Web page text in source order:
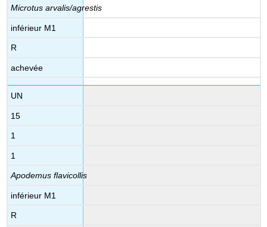
Microtus arvalis/agrestis
inférieur M1
R
achevée
UN
15
1
1
Apodemus flavicollis
inférieur M1
R